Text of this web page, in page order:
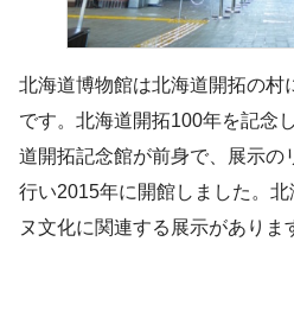
北海道博物館は北海道開拓の村
です。北海道開拓100年を記念
道開拓記念館が前身で、展示の
行い2015年に開館しました。
ヌ文化に関連する展示がありま